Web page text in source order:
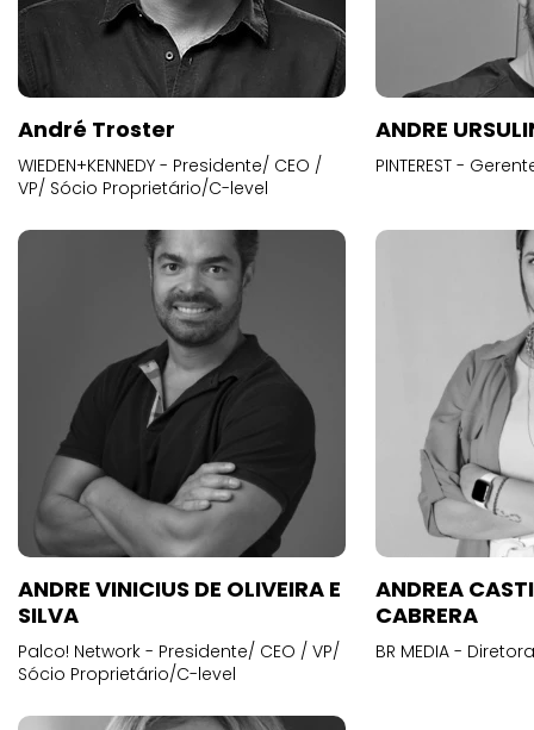
André Troster
WIEDEN+KENNEDY - Presidente/ CEO /
VP/ Sócio Proprietário/C-level
ANDRE
PINTEREST -
ANDRE VINICIUS DE OLIVEIRA E
SILVA
Palco! Network - Presidente/ CEO / VP/
Sócio Proprietário/C-level
ANDREA
CABRERA
BR MEDIA -